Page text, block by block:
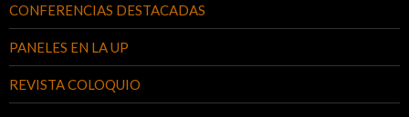
CONFERENCIAS DESTACADAS
PANELES EN LA UP
REVISTA COLOQUIO